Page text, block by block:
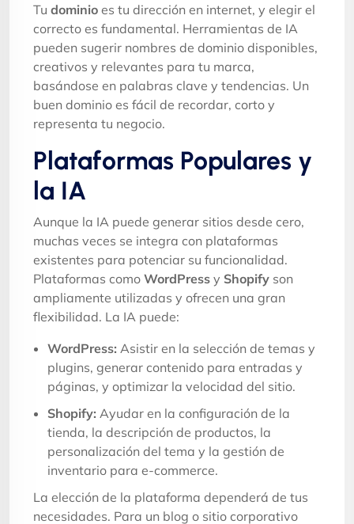
Tu dominio es tu dirección en internet, y elegir el
correcto es fundamental. Herramientas de IA
pueden sugerir nombres de dominio disponibles,
creativos y relevantes para tu marca,
basándose en palabras clave y tendencias. Un
buen dominio es fácil de recordar, corto y
representa tu negocio.
Plataformas Populares y
la IA
Aunque la IA puede generar sitios desde cero,
muchas veces se integra con plataformas
existentes para potenciar su funcionalidad.
Plataformas como WordPress y Shopify son
ampliamente utilizadas y ofrecen una gran
flexibilidad. La IA puede:
WordPress: Asistir en la selección de temas y
plugins, generar contenido para entradas y
páginas, y optimizar la velocidad del sitio.
Shopify: Ayudar en la configuración de la
tienda, la descripción de productos, la
personalización del tema y la gestión de
inventario para e-commerce.
La elección de la plataforma dependerá de tus
necesidades. Para un blog o sitio corporativo